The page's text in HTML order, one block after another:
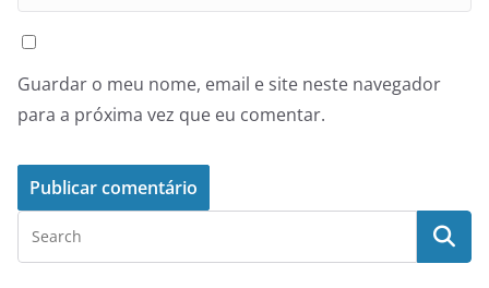
Guardar o meu nome, email e site neste navegador
para a próxima vez que eu comentar.